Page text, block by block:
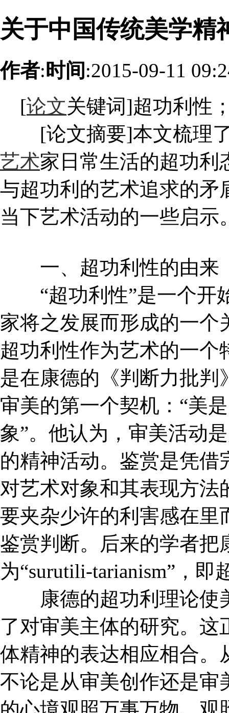
关于中国传统美学精
作者:时间 :2015-09-11
[论文关键词]超功利性
[论文摘要]本文梳理了
艺术家日常生活的超功利
与超功利的艺术追求的矛
当下艺术活动的一些启示
一、超功利性的由来
“超功利性”是一个开
家将之发展而形成的一
超功利性作为艺术的一
是在康德的《判断力批
审美的第一个契机：“美
象”。他认为，审美活动
的精神活动。鉴赏是凭
对艺术对象和其表现方
要夹杂少许的利害感在里
鉴赏判断。后来的学者把
为“surutili-tarianism”，即
康德的超功利理论使
了对审美主体的研究。这
体精神的表达相应相合。
不论是从审美创作还是审